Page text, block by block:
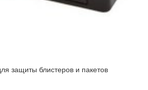
защиты блистеров и пакетов